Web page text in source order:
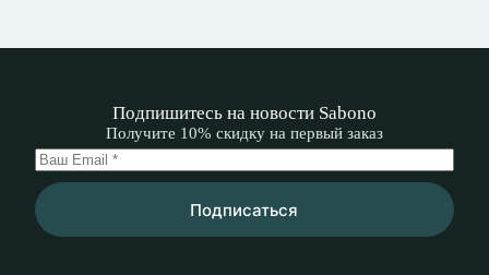
Подпишитесь на новости Sabono
Получите 10% скидку на первый заказ
Подписаться